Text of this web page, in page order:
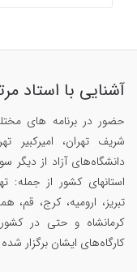
آشنایی با استاد
حضور در برنامه های
شریف تهران، امیرکبیر
دانشگاه‌های آزاد از دیگر
استانهای کشور از جمله:
تبریز، ارومیه، کرج، قم،
کرمانشاه و حتی در
کارگاه‌های ایشان برگزار